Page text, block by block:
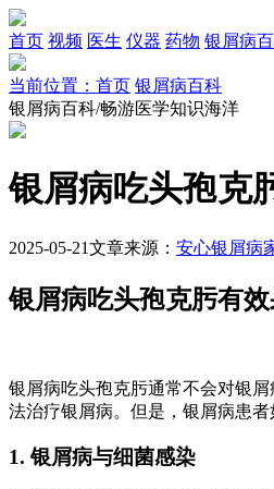
首页 视频 医生 仪器 药物 银屑病
当前位置：首页 银屑病百科
银屑病百科/畅游医学知识海洋
银屑病吃头孢克
2025-05-21文章来源： 安心银屑病
银屑病吃头孢克肟有
银屑病吃头孢克肟通常不会对银
法治疗银屑病。但是，银屑病患
1. 银屑病与细菌感染